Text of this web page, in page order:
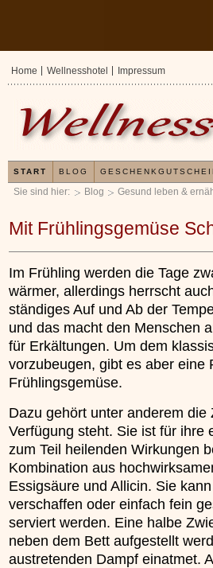
Sie sind hier: Blog Gesund leben &
Mit Frühlingsgemüse
Im Frühling werden die Tage
wärmer, allerdings herrscht
ständiges Auf und Ab der
und das macht den Menschen
für Erkältungen. Um dem
vorzubeugen, gibt es aber eine
Frühlingsgemüse.
Dazu gehört unter anderem
Verfügung steht. Sie ist für ihre
zum Teil heilenden Wirkungen
Kombination aus
Essigsäure und Allicin. Sie
verschaffen oder einfach fein
serviert werden. Eine halbe
neben dem Bett aufgestellt
austretenden Dampf einatmet.
Home Wellnesshotel Impressum
START BLOG